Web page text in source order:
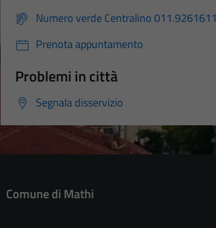
Numero verde Centralino 011.9261611
Prenota appuntamento
Problemi in città
Segnala disservizio
Comune di Mathi